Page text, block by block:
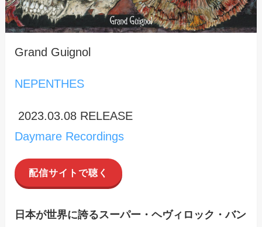
Grand Guignol
NEPENTHES
2023.03.08 RELEASE
Daymare Recordings
配信サイトで聴く
日本が世界に誇るスーパー・ヘヴィロック・バン